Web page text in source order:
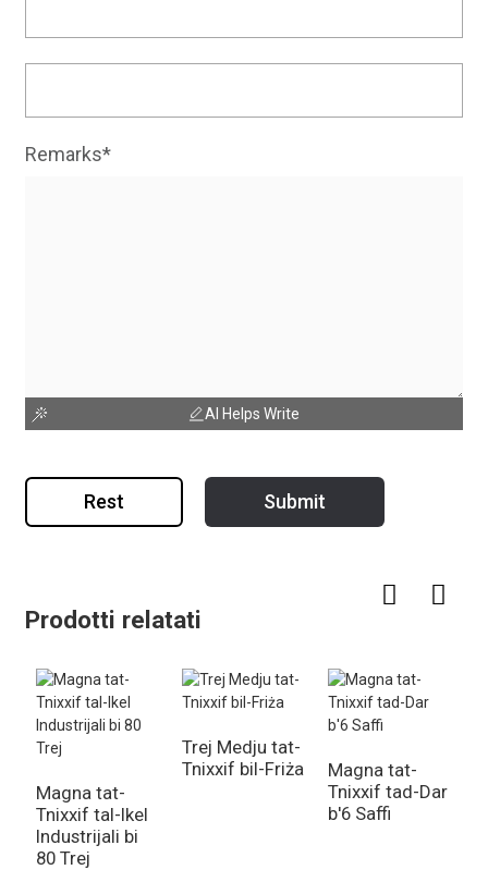
Remarks*
AI Helps Write
Rest Submit
Prodotti relatati
Magna tat-
Tnixxif tal-Ikel
Industrijali bi
80 Trej
Trej Medju tat-
Tnixxif bil-Friża
Magna tat-
Tnixxif tad-Dar
b'6 Saffi